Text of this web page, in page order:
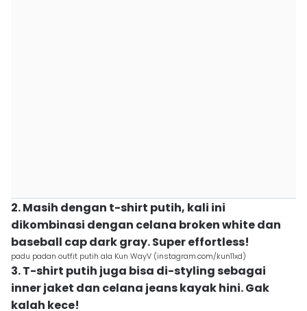
2. Masih dengan t-shirt putih, kali ini
dikombinasi dengan celana broken white dan
baseball cap dark gray. Super effortless!
padu padan outfit putih ala Kun WayV (instagram.com/kun11xd)
3. T-shirt putih juga bisa di-styling sebagai
inner jaket dan celana jeans kayak hini. Gak
kalah kece!